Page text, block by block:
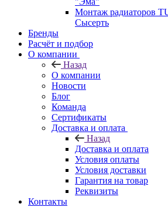
Монтаж радиаторов
Сысерть
Бренды
Расчёт и подбор
О компании
Назад
О компании
Новости
Блог
Команда
Сертификаты
Доставка и оплата
Назад
Доставка и оплата
Условия оплаты
Условия доставки
Гарантия на товар
Реквизиты
Контакты